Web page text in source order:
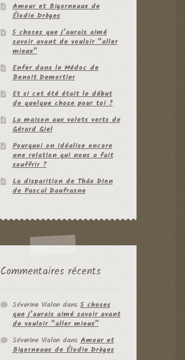
Amour et Bigorneaux de
Élodie Drèges
5 choses que j’aurais aimé
savoir avant de vouloir “aller
mieux”
Enfer dans le Médoc de
Benoit Demortier
Et si cet été était le début
de quelque chose pour toi ?
La maison aux volets verts de
Gérard Giel
Pourquoi on idéalise encore
une relation qui nous a fait
souffrir ?
La disparition de Thâo Dien
de Pascal Daufrasne
Commentaires récents
Séverine Vialondans5 choses
que j’aurais aimé savoir avant
de vouloir “aller mieux”
Séverine VialondansAmour et
Bigorneaux de Élodie Drèges